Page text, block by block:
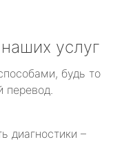
услуг
будь то
перевод.
диагностики –